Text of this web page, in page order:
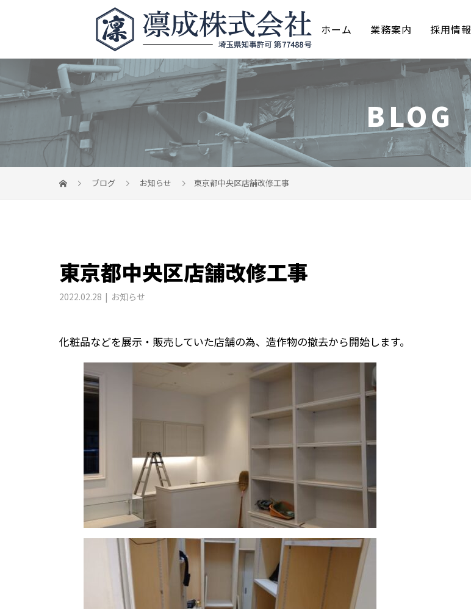
ホーム 業務案内 採用情報
BLOG
ブログ お知らせ 東京都中央区店舗改修工事
東京都中央区店舗改修工事
2022.02.28 お知らせ
化粧品などを展示・販売していた店舗の為、造作物の撤去から開始します。